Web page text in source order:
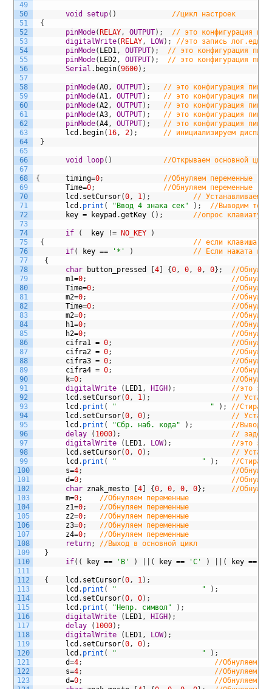
49
50
51
52
53
54
55
56
57
58
59
60
61
62
63
64
65
66
67
68
69
70
71
72
73
74
75
76
77
78
79
80
81
82
83
84
85
86
87
88
89
90
91
92
93
94
95
96
97
98
99
100
101
102
103
104
105
106
107
108
109
110
111
112
113
114
115
116
117
118
119
120
121
122
123
void setup( )
//цикл настроек
{
pinMode(RELAY , OUTPUT) ;
// это конфигурация
digitalWrite(RELAY , LOW) ;
//это запись
pinMode( LED1 , OUTPUT) ;
// это конфигурация
pinMode( LED2 , OUTPUT) ;
// это конфигурация
Serial . begin(9600) ;
pinMode(A0 , OUTPUT) ;
// это конфигурация пина
pinMode(A1 , OUTPUT) ;
// это конфигурация пина
pinMode(A2 , OUTPUT) ;
// это конфигурация пина
pinMode(A3 , OUTPUT) ;
// это конфигурация пина
pinMode(A4 , OUTPUT) ;
// это конфигурация пина
lcd . begin( 16 , 2) ;
// инициализируем
}
void loop( ) //Открываем основной цикл
{ timing=0;
//Обнуляем переменные
Time=0;
//Обнуляем переменные
lcd . setCursor(0 , 1 ) ;
// Устанавливаем
lcd . print ( "Ввод 4 знака сек" ) ;
//Выводим
key = keypad .getKey ( ) ; //опрос клавиатуры
if ( key != NO_KEY
)
{
// если клавиша
if( key == '*' )
// Если нажата
{
char
button_pressed [4] {0 , 0 , 0 , 0} ;
//
m1=0;
//
Time=0;
//
m2=0;
//
Time=0;
//
m2=0;
//
h1=0;
//
h2=0;
//
cifra1
= 0;
//
cifra2 = 0;
//
cifra3 = 0;
//
cifra4 = 0;
//
k=0;
//
digitalWrite
( LED1 , HIGH) ;
//это
lcd . setCursor(0 , 1 ) ;
//
lcd . print ( "                      " ) ;
//
lcd . setCursor(0 , 0) ;
//
lcd . print ( "Сбр. наб. кода" ) ;
//Выводим
delay
( 1000) ;
//
digitalWrite
( LED1 , LOW) ;
//это
lcd . setCursor(0 , 0) ;
//
lcd . print ( "                    " ) ;
//Стираем
s=4;
//
d=0;
//
char znak_mesto [4] {0 , 0 , 0 , 0} ;
//
m=0;
//Обнуляем переменные
z1=0;
//Обнуляем переменные
z2=0;
//Обнуляем переменные
z3=0;
//Обнуляем переменные
z4=0;
//Обнуляем переменные
return;
//Выход в основной цикл
}
if( ( key == 'B' ) ( key == 'C' ) ( key ==
{ lcd . setCursor(0 , 1 ) ;
lcd . print ( "                    " ) ;
lcd . setCursor(0 , 0) ;
lcd . print ( "Непр. символ" ) ;
digitalWrite
( LED1 , HIGH) ;
delay
( 1000) ;
digitalWrite
( LED1 , LOW) ;
lcd . setCursor(0 , 0) ;
lcd . print ( "                    " ) ;
d=4;
//Обнуляем
s=4;
//Обнуляем
d=0;
//Обнуляем